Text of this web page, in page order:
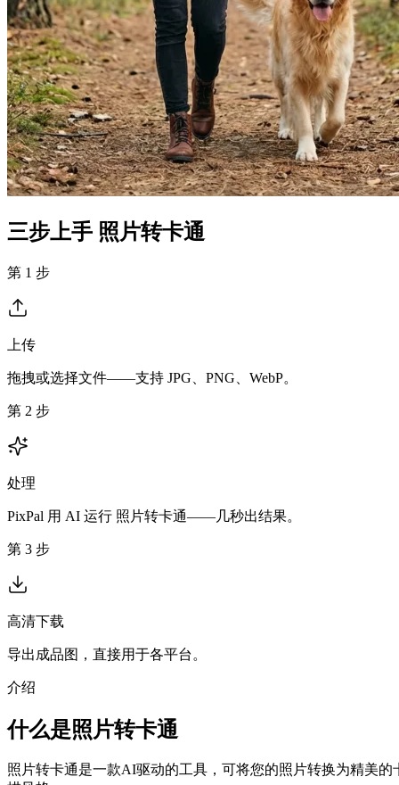
三步上手 照片转卡通
第 1 步
上传
拖拽或选择文件——支持 JPG、PNG、WebP。
第 2 步
处理
PixPal 用 AI 运行 照片转卡通——几秒出结果。
第 3 步
高清下载
导出成品图，直接用于各平台。
介绍
什么是照片转卡通
照片转卡通是一款AI驱动的工具，可将您的照片转换为精美